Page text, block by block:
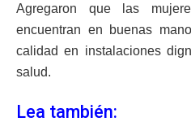
Agregaron que las
encuentran en buenas
calidad en instalaciones
salud.
Lea también: